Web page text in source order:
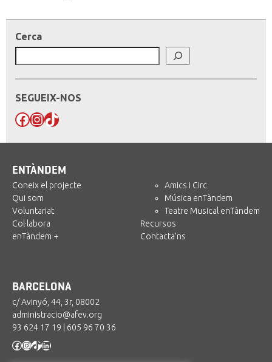
Cerca
SEGUEIX-NOS
Facebook
Instagram
TikTok
ENTÀNDEM
Coneix el projecte
Qui som
Voluntariat
Col·labora
enTàndem +
Amics i Circ
Música enTàndem
Teatre Musical enTàndem
Recursos
Contacta’ns
BARCELONA
c/ Avinyó, 44, 3r, 08002
administracio@afev.org
93 624 17 19
605 96 70 36
Facebook
Instagram
TikTok
LinkedIn